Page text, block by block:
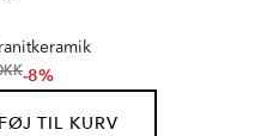
-8%
TIL KURV